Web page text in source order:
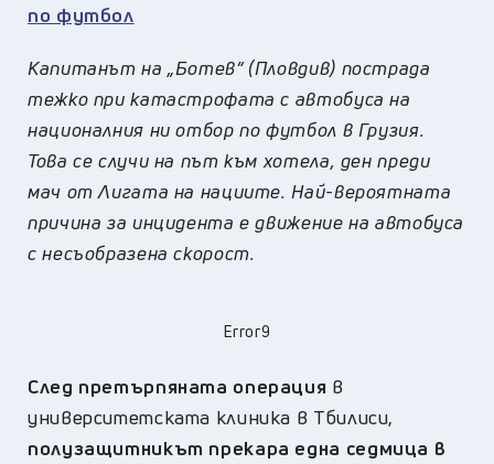
по футбол
Капитанът на „Ботев“ (Пловдив) пострада
тежко при катастрофата с автобуса на
националния ни отбор по футбол в Грузия.
Това се случи на път към хотела, ден преди
мач от Лигата на нациите. Най-вероятната
причина за инцидента е движение на автобуса
с несъобразена скорост.
Error9
След претърпяната операция в
университетската клиника в Тбилиси,
полузащитникът прекара една седмица в